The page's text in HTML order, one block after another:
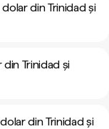
din Trinidad și
Trinidad și
din Trinidad și